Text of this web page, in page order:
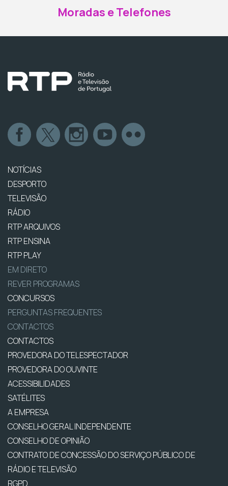
Moradas e Telefones
NOTÍCIAS
DESPORTO
TELEVISÃO
RÁDIO
RTP ARQUIVOS
RTP ENSINA
RTP PLAY
EM DIRETO
REVER PROGRAMAS
CONCURSOS
PERGUNTAS FREQUENTES
CONTACTOS
CONTACTOS
PROVEDORA DO TELESPECTADOR
PROVEDORA DO OUVINTE
ACESSIBILIDADES
SATÉLITES
A EMPRESA
CONSELHO GERAL INDEPENDENTE
CONSELHO DE OPINIÃO
CONTRATO DE CONCESSÃO DO SERVIÇO PÚBLICO DE
RÁDIO E TELEVISÃO
RGPD